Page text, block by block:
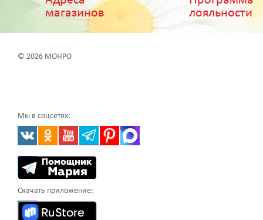
магазинов
лояльности
© 2026 МОНРО
Мы в соцсетях:
Скачать приложение: